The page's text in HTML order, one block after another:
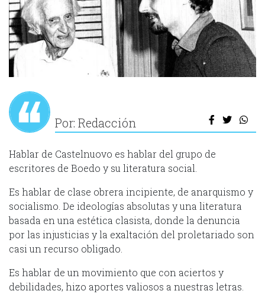
Por: Redacción
Hablar de Castelnuovo es hablar del grupo de
escritores de Boedo y su literatura social.
Es hablar de clase obrera incipiente, de anarquismo y
socialismo. De ideologías absolutas y una literatura
basada en una estética clasista, donde la denuncia
por las injusticias y la exaltación del proletariado son
casi un recurso obligado.
Es hablar de un movimiento que con aciertos y
debilidades, hizo aportes valiosos a nuestras letras.